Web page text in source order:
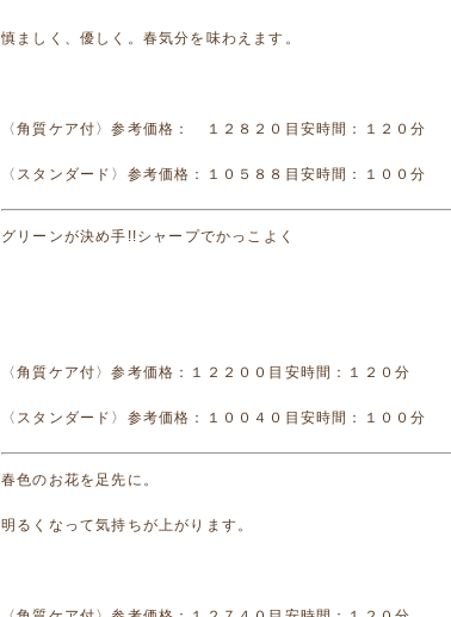
慎ましく、優しく。春気分を味わえます。
〈角質ケア付〉参考価格： １２８２０目安時間：１２０分
〈スタンダード〉参考価格：１０５８８目安時間：１００分
グリーンが決め手!!シャープでかっこよく
〈角質ケア付〉参考価格：１２２００目安時間：１２０分
〈スタンダード〉参考価格：１００４０目安時間：１００分
春色のお花を足先に。
明るくなって気持ちが上がります。